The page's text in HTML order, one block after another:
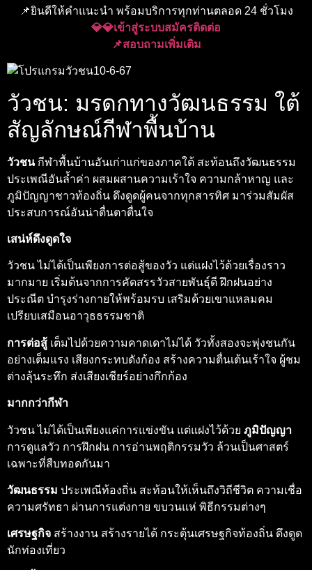
📌ยินดีให้คำแนะนำ พร้อมบริการทุกท่านตลอด 24 ชั่วโมง
💎💎เข้าสู่ระบบสมัครติดต่อ
📌สอบถามเพิ่มเติม
วัวชน: มรดกทางวัฒนธรรม ใต้
สัญลักษณ์กีฬาพื้นบ้าน
วัวชนกีฬาพื้นบ้านอันเก่าแก่ของภาคใต้ สะท้อนถึงวัฒนธรรม
ประเพณีอันล้ำค่า ผสมผสานความเร้าใจ ความกล้าหาญ และ
ภูมิปัญญาชาวท้องถิ่น ดึงดูดผู้คนจากทุกสารทิศ มาร่วมสัมผัส
ประสบการณ์อันน่าตื่นตาตื่นใจ
เสน่ห์ดึงดูดใจ
วัวชน ไม่ได้เป็นเพียงการต่อสู้ของวัว แต่แฝงไว้ด้วยเรื่องราว
มากมาย เริ่มต้นจากการคัดสรรวัวสายพันธุ์ดี ฝึกฝนอย่าง
ประณีต บำรุงร่างกายให้พร้อมรบ เสริมด้วยเขาแหลมคม
เปรียบเสมือนอาวุธธรรมชาติ
การต่อสู้ เต็มไปด้วยความคาดเดาไม่ได้ วัวทั้งสองจะพุ่งชนกัน
อย่างเต็มแรง เสียงกระทบดังก้อง สร้างความตื่นเต้นเร้าใจ ผู้ชม
ต่างลุ้นระทึก ส่งเสียงเชียร์อย่างกึกก้อง
มากกว่ากีฬา
วัวชน ไม่ได้เป็นเพียงแค่การแข่งขัน แต่แฝงไว้ด้วย ภูมิปัญญา
การดูแลวัว การฝึกฝน การอ่านพฤติกรรมวัว ล้วนเป็นศาสตร์
เฉพาะที่สืบทอดกันมา
วัฒนธรรม ประเพณีท้องถิ่น สะท้อนให้เห็นถึงวิถีชีวิต ความเชื่อ
ความศรัทธา ผ่านการแต่งกาย ขบวนแห่ พิธีกรรมต่างๆ
เศรษฐกิจ สร้างงาน สร้างรายได้ กระตุ้นเศรษฐกิจท้องถิ่น ดึงดูด
นักท่องเที่ยว